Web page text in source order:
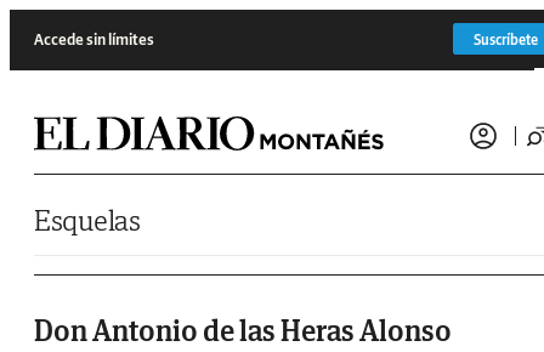
Accede sin límites Suscríbete
Esquelas
Don Antonio de las Heras Alonso